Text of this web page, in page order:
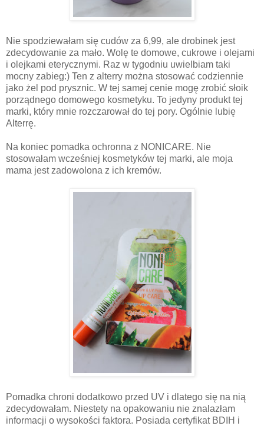
Nie spodziewałam się cudów za 6,99, ale drobinek jest
zdecydowanie za mało. Wolę te domowe, cukrowe i olejami
i olejkami eterycznymi. Raz w tygodniu uwielbiam taki
mocny zabieg:) Ten z alterry można stosować codziennie
jako żel pod prysznic. W tej samej cenie mogę zrobić słoik
porządnego domowego kosmetyku. To jedyny produkt tej
marki, który mnie rozczarował do tej pory. Ogólnie lubię
Alterrę.
Na koniec pomadka ochronna z NONICARE. Nie
stosowałam wcześniej kosmetyków tej marki, ale moja
mama jest zadowolona z ich kremów.
Pomadka chroni dodatkowo przed UV i dlatego się na nią
zdecydowałam. Niestety na opakowaniu nie znalazłam
informacji o wysokości faktora. Posiada certyfikat BDIH i